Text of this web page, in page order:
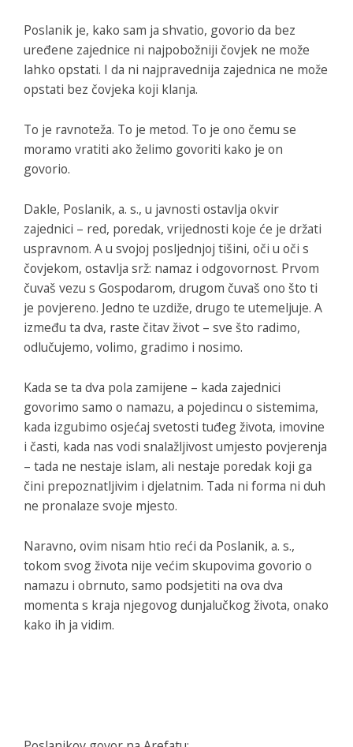
Poslanik je, kako sam ja shvatio, govorio da bez
uređene zajednice ni najpobožniji čovjek ne može
lahko opstati. I da ni najpravednija zajednica ne može
opstati bez čovjeka koji klanja.
To je ravnoteža. To je metod. To je ono čemu se
moramo vratiti ako želimo govoriti kako je on
govorio.
Dakle, Poslanik, a. s., u javnosti ostavlja okvir
zajednici – red, poredak, vrijednosti koje će je držati
uspravnom. A u svojoj posljednjoj tišini, oči u oči s
čovjekom, ostavlja srž: namaz i odgovornost. Prvom
čuvaš vezu s Gospodarom, drugom čuvaš ono što ti
je povjereno. Jedno te uzdiže, drugo te utemeljuje. A
između ta dva, raste čitav život – sve što radimo,
odlučujemo, volimo, gradimo i nosimo.
Kada se ta dva pola zamijene – kada zajednici
govorimo samo o namazu, a pojedincu o sistemima,
kada izgubimo osjećaj svetosti tuđeg života, imovine
i časti, kada nas vodi snalažljivost umjesto povjerenja
– tada ne nestaje islam, ali nestaje poredak koji ga
čini prepoznatljivim i djelatnim. Tada ni forma ni duh
ne pronalaze svoje mjesto.
Naravno, ovim nisam htio reći da Poslanik, a. s.,
tokom svog života nije većim skupovima govorio o
namazu i obrnuto, samo podsjetiti na ova dva
momenta s kraja njegovog dunjalučkog života, onako
kako ih ja vidim.